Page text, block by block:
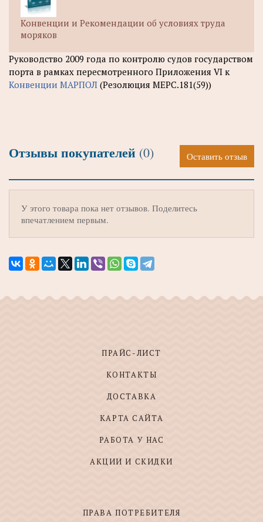
Конвенции и Рекомендации об условиях труда
моряков
Руководство 2009 года по контролю судов государством
порта в рамках пересмотренного Приложения VI к
Конвенции МАРПОЛ (Резолюция МЕРС.181(59))
Отзывы покупателей (0) Оставить отзыв
У этого товара пока нет отзывов. Поделитесь
впечатлением первым.
ПРАЙС-ЛИСТ
КОНТАКТЫ
ДОСТАВКА
КАРТА САЙТА
РАБОТА У НАС
АКЦИИ И СКИДКИ
ПРАВА ПОТРЕБИТЕЛЯ